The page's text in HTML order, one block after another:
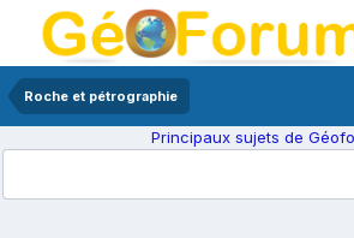
Roche et pétrographie
Principaux sujets de